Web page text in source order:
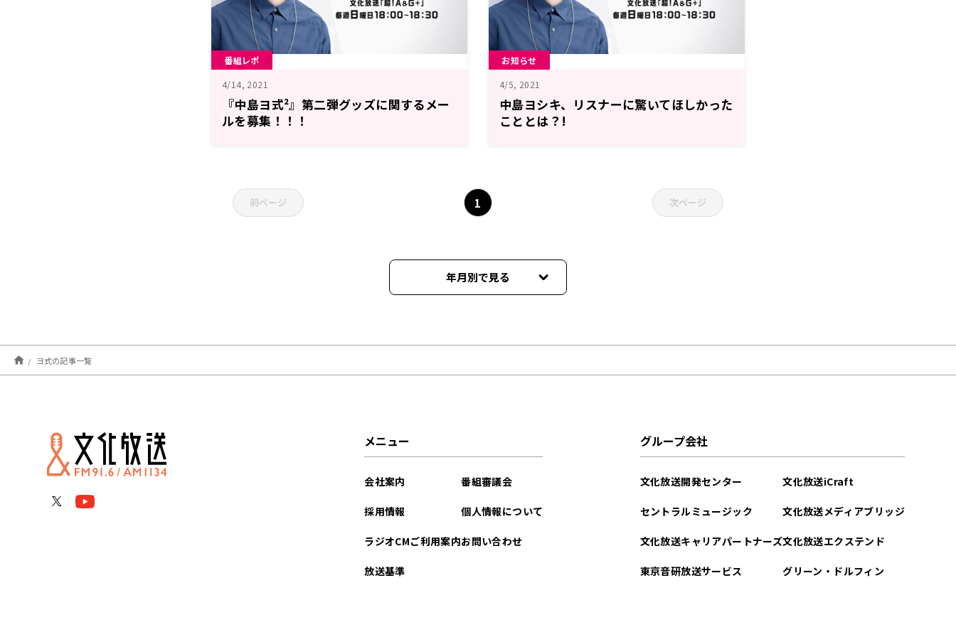
番組レポ
4/14, 2021
『中島ヨ式²』第二弾グッズに関するメー
ルを募集！！！
お知らせ
4/5, 2021
中島ヨシキ、リスナーに驚いてほしかった
こととは？!
前ページ 1 次ページ
年月別で見る
2022年11月
2022年10月
ヨ式の記事一覧
メニュー
会社案内
採用情報
ラジオCMご利用案内
放送基準
番組審議会
個人情報について
お問い合わせ
グループ会社
文化放送開発センター
セントラルミュージック
文化放送キャリアパートナーズ
東京音研放送サービス
文化放送iCraft
文化放送メディアブリッジ
文化放送エクステンド
グリーン・ドルフィン